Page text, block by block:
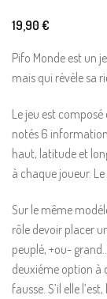
19,90 €
Pifo Monde est un
mais qui révèle sa
Le jeu est
notés 6
haut, latitude et
à chaque joueur.
Sur le même
rôle devoir placer
peuplé, +ou-
deuxiéme option à
fausse. S’il elle